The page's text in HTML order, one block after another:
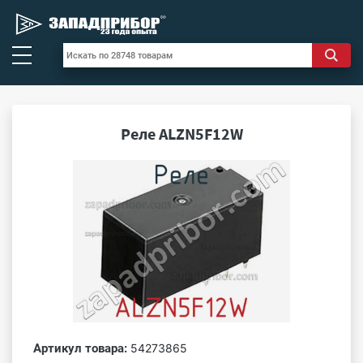
Реле ALZN5F12W
Артикул товара: 54273865